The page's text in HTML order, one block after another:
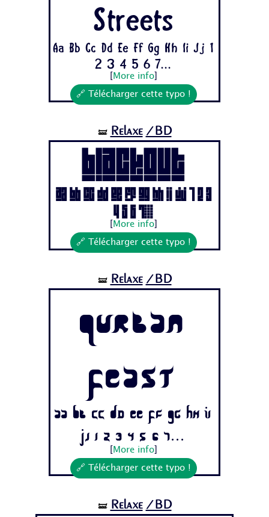
Streets
Aa Bb Cc Dd Ee Ff Gg Hh Ii Jj 1
2 3 4 5 6 7...
More info]
🔗 Télécharger cette typo !
🝛 Relaxe /BD
BLACKOUT
Aa Bb Cc Dd Ee Ff Gg Hh Ii Jj 1 2 3
4 5 6 7...
More info]
🔗 Télécharger cette typo !
🝛 Relaxe /BD
Qurban
Feast
Aa Bb Cc Dd Ee Ff Gg Hh Ii
Jj 1 2 3 4 5 6 7...
More info]
🔗 Télécharger cette typo !
🝛 Relaxe /BD